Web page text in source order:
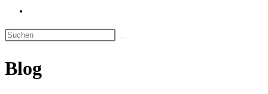
umschalten
Blog